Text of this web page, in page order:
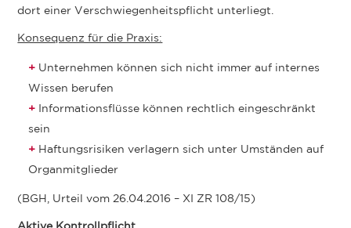
dort einer Verschwiegenheitspflicht unterliegt.
Konsequenz für die Praxis:
Unternehmen können sich nicht immer auf internes
Wissen berufen
Informationsflüsse können rechtlich eingeschränkt
sein
Haftungsrisiken verlagern sich unter Umständen auf
Organmitglieder
(BGH, Urteil vom 26.04.2016 – XI ZR 108/15)